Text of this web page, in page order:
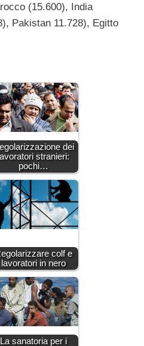
(15.600), India
Pakistan 11.728), Egitto
dei
stranieri:
pochi…
colf e
lavoratori in nero
La sanatoria per i